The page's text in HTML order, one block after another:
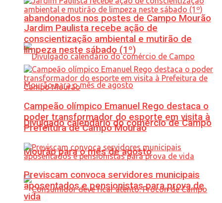
abandonados nos postes de Campo Mourão
Divulgado calendário do comércio de Campo
Mourão para o mês de agosto
Jardim Paulista recebe ação de
conscientização ambiental e mutirão de
limpeza neste sábado (1º)
Campeão olímpico Emanuel Rego destaca o
poder transformador do esporte em visita à
Prefeitura de Campo Mourão
Previscam convoca servidores municipais
aposentados e pensionistas para prova de
vida